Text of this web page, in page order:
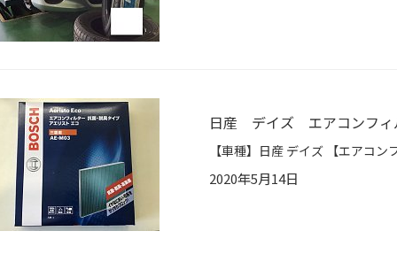
日産 デイズ エアコンフィ
2020年5月14日